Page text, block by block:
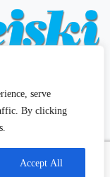
serve
By clicking
Accept All
Mozaik DOO Bečej
mozaik.co.rs
dmmedia by